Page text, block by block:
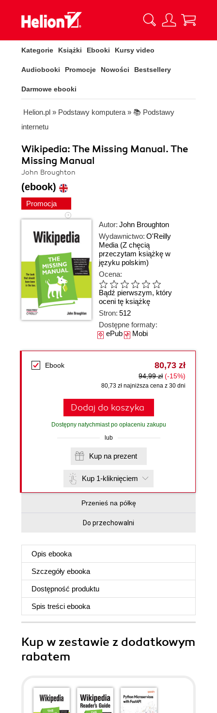
Kategorie Książki Ebooki Kursy video
Audiobooki Promocje Nowości Bestsellery
Darmowe ebooki
Helion.pl » Podstawy komputera » 📚 Podstawy
internetu
Wikipedia: The Missing Manual. The
Missing Manual
John Broughton
(ebook)
Promocja
Autor: John Broughton
Wydawnictwo: O'Reilly
Media (Z chęcią
przeczytam książkę w
języku polskim)
Ocena:
Bądź pierwszym, który
oceni tę książkę
Stron: 512
Dostępne formaty:
ePubMobi
Ebook 80,73 zł
94,99 zł (-15%)
80,73 zł najniższa cena z 30 dni
Dodaj do koszyka
Dostępny natychmiast po opłaceniu zakupu
lub
Kup na prezent
Kup 1-kliknięciem
Przenieś na półkę
Do przechowalni
Opis ebooka
Szczegóły ebooka
Dostępność produktu
Spis treści ebooka
Kup w zestawie z dodatkowym
rabatem